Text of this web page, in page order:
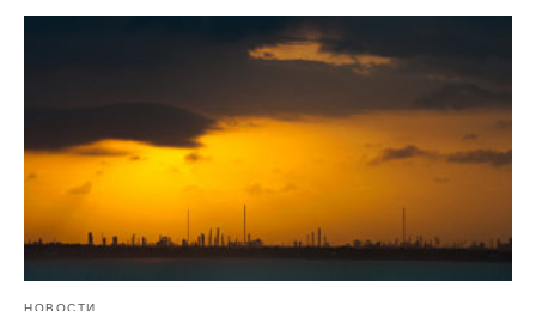
НОВОСТИ